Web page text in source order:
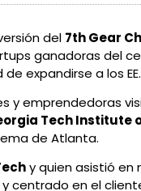
del 7th Gear
ganadoras del
expandirse a los
y emprendedoras
Tech Institute
de Atlanta.
y quien asistió en
centrado en el